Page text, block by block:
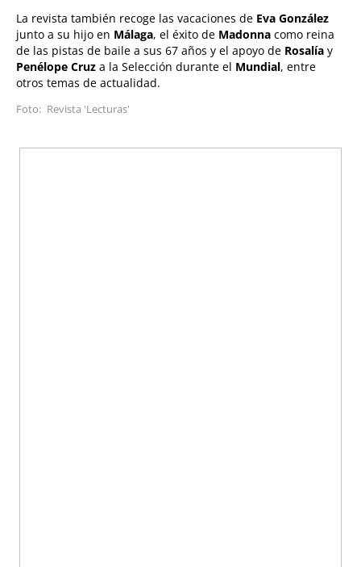
La revista también recoge las vacaciones de Eva González
junto a su hijo en Málaga, el éxito de Madonna como reina
de las pistas de baile a sus 67 años y el apoyo de Rosalía y
Penélope Cruz a la Selección durante el Mundial, entre
otros temas de actualidad.
Revista 'Lecturas'